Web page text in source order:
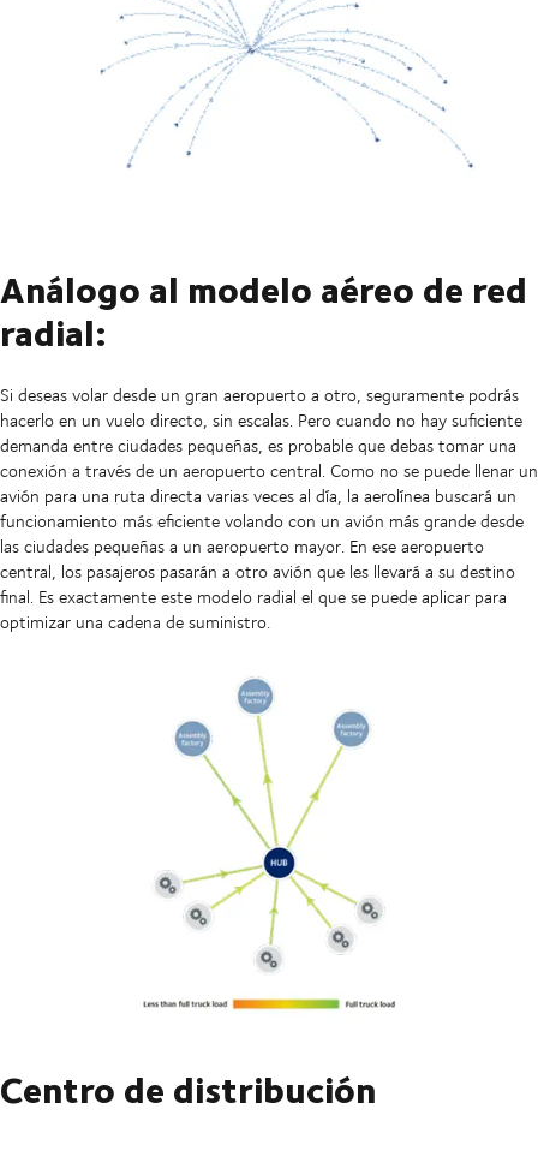
Análogo al modelo aéreo de red
radial:
Si deseas volar desde un gran aeropuerto a otro, seguramente podrás
hacerlo en un vuelo directo, sin escalas. Pero cuando no hay suficiente
demanda entre ciudades pequeñas, es probable que debas tomar una
conexión a través de un aeropuerto central. Como no se puede llenar un
avión para una ruta directa varias veces al día, la aerolínea buscará un
funcionamiento más eficiente volando con un avión más grande desde
las ciudades pequeñas a un aeropuerto mayor. En ese aeropuerto
central, los pasajeros pasarán a otro avión que les llevará a su destino
final. Es exactamente este modelo radial el que se puede aplicar para
optimizar una cadena de suministro.
Centro de distribución